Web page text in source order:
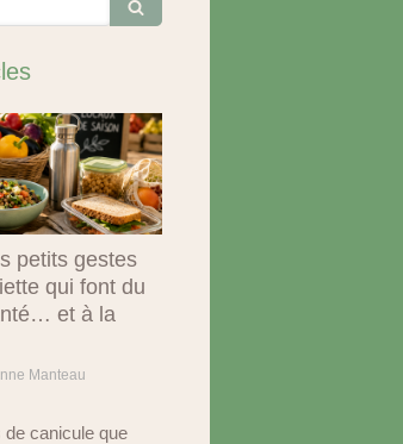
petits gestes
qui font du
et à la
Manteau
canicule que